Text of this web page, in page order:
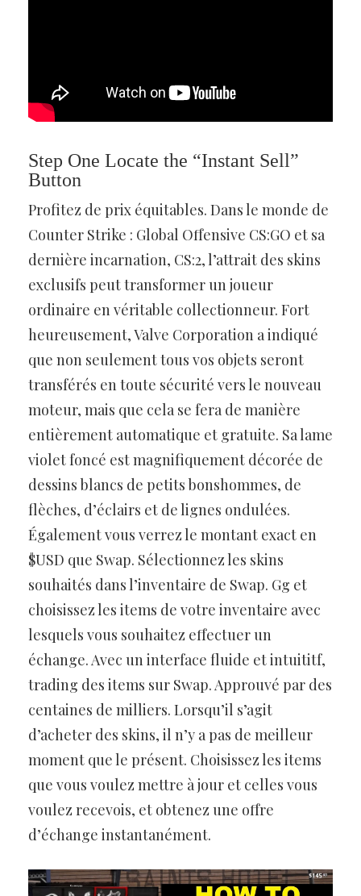
Step One Locate the “Instant Sell”
Button
Profitez de prix équitables. Dans le monde de
Counter Strike : Global Offensive CS:GO et sa
dernière incarnation, CS:2, l’attrait des skins
exclusifs peut transformer un joueur
ordinaire en véritable collectionneur. Fort
heureusement, Valve Corporation a indiqué
que non seulement tous vos objets seront
transférés en toute sécurité vers le nouveau
moteur, mais que cela se fera de manière
entièrement automatique et gratuite. Sa lame
violet foncé est magnifiquement décorée de
dessins blancs de petits bonshommes, de
flèches, d’éclairs et de lignes ondulées.
Également vous verrez le montant exact en
$USD que Swap. Sélectionnez les skins
souhaités dans l’inventaire de Swap. Gg et
choisissez les items de votre inventaire avec
lesquels vous souhaitez effectuer un
échange. Avec un interface fluide et intuititf,
trading des items sur Swap. Approuvé par des
centaines de milliers. Lorsqu’il s’agit
d’acheter des skins, il n’y a pas de meilleur
moment que le présent. Choisissez les items
que vous voulez mettre à jour et celles vous
voulez recevois, et obtenez une offre
d’échange instantanément.